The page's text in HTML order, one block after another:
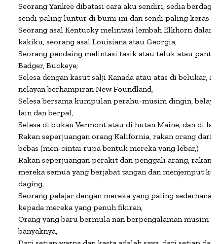
Seorang Yankee dibatasi cara aku sendiri, sedia
sendi paling luntur di bumi ini dan sendi paling keras di
Seorang asal Kentucky melintasi lembah Elkhorn dalam
kakiku, seorang asal Louisiana atau Georgia,
Seorang pendaing melintasi tasik atau teluk atau
Badger, Buckeye;
Selesa dengan kasut salji Kanada atau atas di belukar,
nelayan berhampiran New Foundland,
Selesa bersama kumpulan perahu-musim dingin,
lain dan berpal,
Selesa di bukau Vermont atau di hutan Maine, dan di
Rakan seperjuangan orang Kalifornia, rakan orang dari
bebas (men-cintai rupa bentuk mereka yang lebar,)
Rakan seperjuangan perakit dan penggali arang, rakan
mereka semua yang berjabat tangan dan menjemput ke
daging,
Seorang pelajar dengan mereka yang paling sederhana,
kepada mereka yang penuh fikiran,
Orang yang baru bermula nan berpengalaman musim
banyaknya,